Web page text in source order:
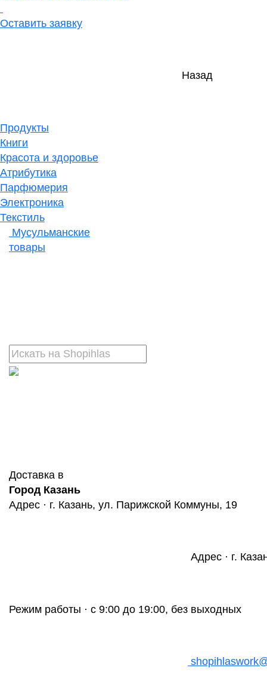
Оставить заявку
Назад
Продукты
Книги
Красота и здоровье
Атрибутика
Парфюмерия
Электроника
Текстиль
Мусульманские
товары
Доставка в
Город Казань
Адрес · г. Казань, ул. Парижской Коммуны, 19
Адрес · г.
Режим работы · с 9:00 до 19:00, без выходных